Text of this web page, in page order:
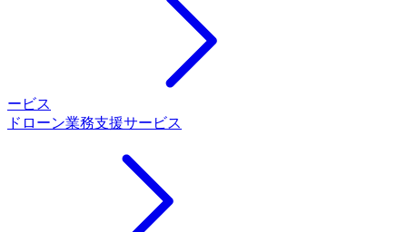
ービス
ドローン業務支援サービス